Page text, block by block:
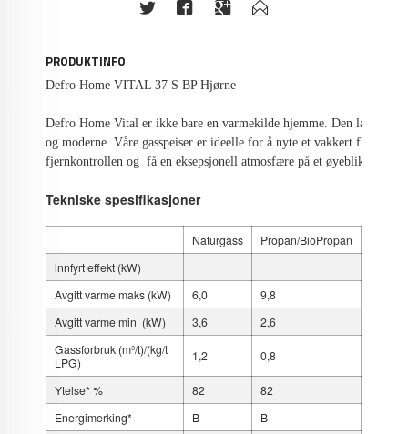
PRODUKTINFO
Defro Home VITAL 37 S BP Hjørne
Defro Home Vital er ikke bare en varmekilde hjemme. Den lar deg
og moderne. Våre gasspeiser er ideelle for å nyte et vakkert
fjernkontrollen og  få en eksepsjonell atmosfære på et øyeblikk.
Tekniske spesifikasjoner
Naturgass
Propan/BioPropan
lnnfyrt effekt (kW)
Avgitt varme maks (kW)
6,0
9,8
Avgitt varme min (kW)
3,6
2,6
Gassforbruk (m³/t)/(kg/t
LPG)
1,2 0,8
Ytelse* % 82
82
Energimerking*
B
B